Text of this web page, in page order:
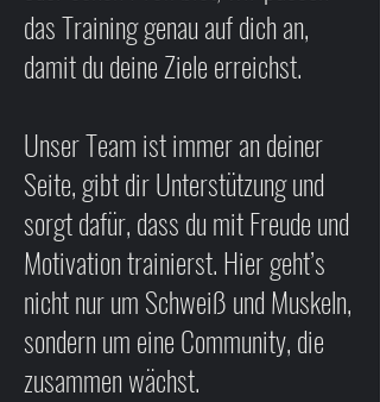
das Training genau auf dich an,
damit du deine Ziele erreichst.
Unser Team ist immer an deiner
Seite, gibt dir Unterstützung und
sorgt dafür, dass du mit Freude und
Motivation trainierst. Hier geht’s
nicht nur um Schweiß und Muskeln,
sondern um eine Community, die
zusammen wächst.